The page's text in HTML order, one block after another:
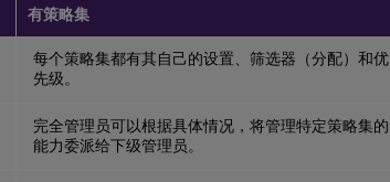
有策略集
每个策略集都有其自己的设置、筛选器（分配）和优
先级。
完全管理员可以根据具体情况，将管理特定策略集的
能力委派给下级管理员。